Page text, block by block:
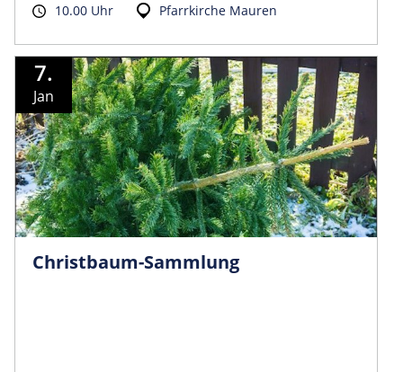
10.00 Uhr Pfarrkirche Mauren
7.
Jan
Christbau­m-Sammlung